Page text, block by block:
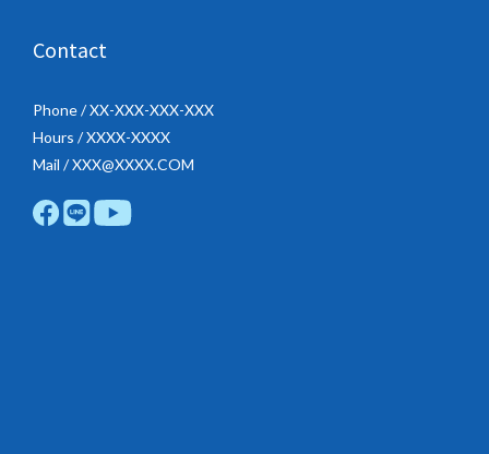
Contact
Phone / XX-XXX-XXX-XXX
Hours / XXXX-XXXX
Mail / XXX@XXXX.COM